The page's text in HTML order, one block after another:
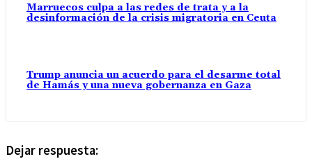
Marruecos culpa a las redes de trata y a la
desinformación de la crisis migratoria en Ceuta
Trump anuncia un acuerdo para el desarme total
de Hamás y una nueva gobernanza en Gaza
Dejar respuesta: